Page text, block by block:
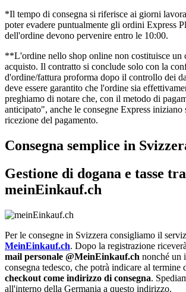
*Il tempo di consegna si riferisce ai giorni
poter evadere puntualmente gli ordini Express
dell'ordine devono pervenire entro le 10:00.
**L'ordine nello shop online non costituisce un
acquisto. Il contratto si conclude solo con la
d'ordine/fattura proforma dopo il controllo dei
deve essere garantito che l'ordine sia
preghiamo di notare che, con il metodo di
anticipato", anche le consegne Express iniziano
ricezione del pagamento.
Consegna semplice in
Gestione di dogana e tasse
meinEinkauf.ch
Per le consegne in Svizzera consigliamo il
MeinEinkauf.ch. Dopo la registrazione
mail personale @MeinEinkauf.ch nonché un
consegna tedesco, che potrà indicare al termine
checkout come indirizzo di consegna.
all'interno della Germania a questo indirizzo.